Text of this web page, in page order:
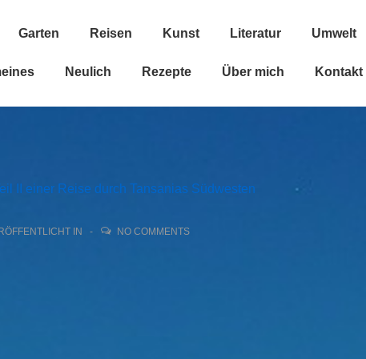
Garten Reisen Kunst Literatur Umwelt
Neulich Rezepte Über mich Kontakt
II einer Reise durch Tansanias Südwesten
IN NO COMMENTS